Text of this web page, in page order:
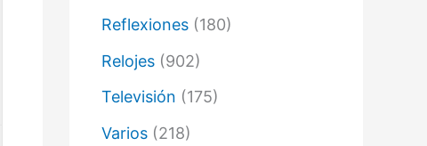
Reflexiones (180)
Relojes (902)
Televisión (175)
Varios (218)